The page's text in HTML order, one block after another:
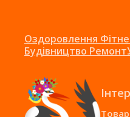
Оздоровлення
Будівництво Ремонт